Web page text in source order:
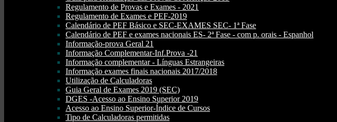
Regulamento de Provas e Exames - 2021
Regulamento de Exames e PEF-2019
Calendário de PEF Básico e SEC-EXAMES SEC- 1ª Fase
Calendário de PEF e exames nacionais ES- 2ª Fase - com p. orais - Espanhol
Informação-prova Geral 21
Informação Complementar-Inf.Prova -21
Informação complementar - Línguas Estrangeiras
Informação exames finais nacionais 2017/2018
Utilização de Calculadoras
Guia Geral de Exames 2019 (SEC)
DGES -Acesso ao Ensino Superior 2019
Acesso ao Ensino Superior-Índice de Cursos
Tipo de Calculadoras permitidas